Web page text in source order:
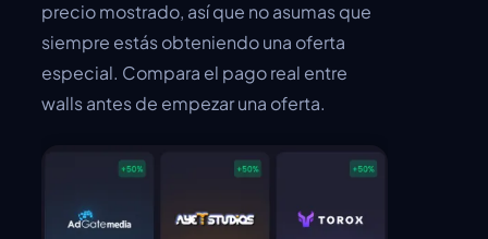
precio mostrado, así que no asumas que
siempre estás obteniendo una oferta
especial. Compara el pago real entre
walls antes de empezar una oferta.